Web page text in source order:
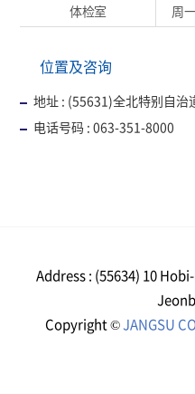
体检室
周
位置及咨询
地址 : (55631)全北特别自
电话号码 : 063-351-8000
Address : (55634) 10
Copyright ©JANGSU